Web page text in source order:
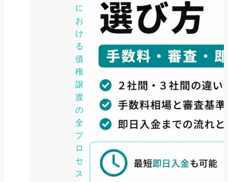
に
お
け
る
債
権
譲
渡
の
全
プ
ロ
セ
ス